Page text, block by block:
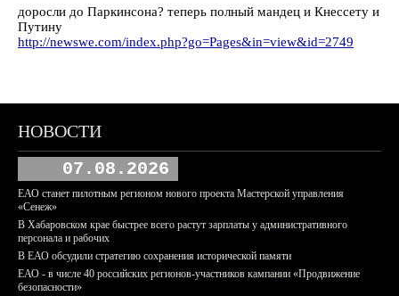
доросли до Паркинсона? теперь полный мандец и Кнессету и
Путину
http://newswe.com/index.php?go=Pages&in=view&id=2749
НОВОСТИ
07.08.2026
ЕАО станет пилотным регионом нового проекта Мастерской управления
«Сенеж»
В Хабаровском крае быстрее всего растут зарплаты у административного
персонала и рабочих
В ЕАО обсудили стратегию сохранения исторической памяти
ЕАО - в числе 40 российских регионов-участников кампании «Продвижение
безопасности»